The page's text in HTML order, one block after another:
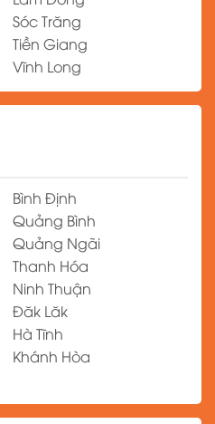
Sóc Trăng
Tiền Giang
Vĩnh Long
Bình Định
Quảng Bình
Quảng Ngãi
Thanh Hóa
Ninh Thuận
Đăk Lăk
Hà Tĩnh
Khánh Hòa